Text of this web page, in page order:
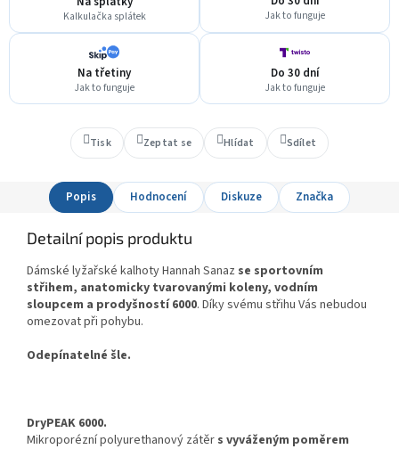
Kalkulačka splátek Jak to funguje
Na třetiny
Jak to funguje
Do 30 dní
Jak to funguje
Tisk Zeptat se Hlídat Sdílet
Popis Hodnocení Diskuze Značka
Detailní popis produktu
Dámské lyžařské kalhoty Hannah Sanaz se sportovním
střihem, anatomicky tvarovanými koleny, vodním
sloupcem a prodyšností 6000. Díky svému střihu Vás nebudou
omezovat při pohybu.
Odepínatelné šle.
DryPEAK 6000.
Mikroporézní polyurethanový zátěr s vyváženým poměrem